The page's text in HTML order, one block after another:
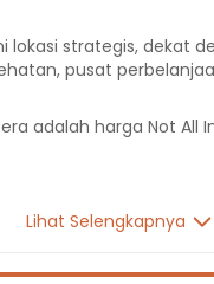
lokasi strategis, dekat
pusat
adalah harga Not All
Lihat Selengkapnya